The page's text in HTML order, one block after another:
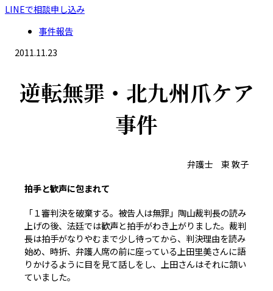
LINEで相談申し込み
事件報告
2011.11.23
逆転無罪・北九州爪ケア
事件
弁護士 東 敦子
拍手と歓声に包まれて
「１審判決を破棄する。被告人は無罪」陶山裁判長の読み
上げの後、法廷では歓声と拍手がわき上がりました。裁判
長は拍手がなりやむまで少し待ってから、判決理由を読み
始め、時折、弁護人席の前に座っている上田里美さんに語
りかけるように目を見て話しをし、上田さんはそれに頷い
ていました。